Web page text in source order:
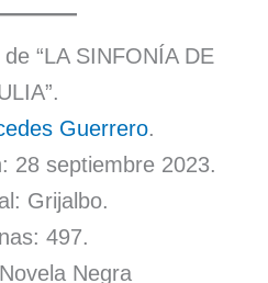
“LA SINFONÍA DE
Guerrero.
28 septiembre 2023.
Grijalbo.
497.
Negra